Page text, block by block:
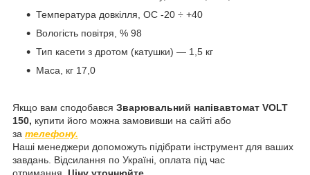
Температура довкілля, ОС -20 ÷ +40
Вологість повітря, % 98
Тип касети з дротом (катушки) — 1,5 кг
Маса, кг 17,0
Якщо вам сподобався Зварювальний напівавтомат VOLT
150, купити його можна замовивши на сайті або
за телефону.
Наші менеджери допоможуть підібрати інструмент для ваших
завдань. Відсилання по Україні, оплата під час